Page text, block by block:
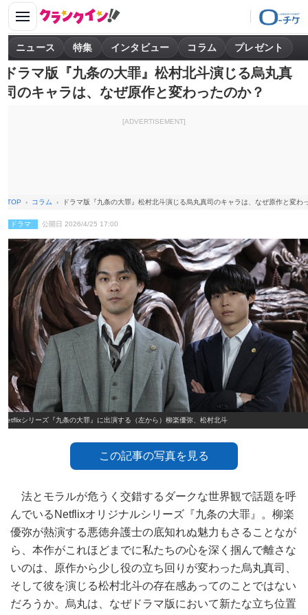
ニュース 特集 インタビュー コラム プレゼント
ドラマ版『九条の大罪』松村北斗演じる烏丸真
司のキャラは、なぜ原作と変わったのか？
[ADVERTISEMENT]
TOP コラム ドラマ版『九条の大罪』松村北斗演じる烏丸真司のキャラは、なぜ原作と変わ
ドラマ 公開日 2026/4/25 17:00
Netflixシリーズ『九条の大罪』に出演する（左から）柳楽優弥、松村北斗
この記事の写真を見る
法とモラルが危うく交錯するダークな世界観で話題を呼
んでいるNetflixオリジナルシリーズ『九条の大罪』。柳楽
優弥が熱演する悪徳弁護士の底知れぬ魅力もさることなが
ら、本作がこれほどまでに私たちの心を深く掴んで離さな
いのは、原作から少し役の立ち回りが変わった烏丸真司、
そして彼を演じる松村北斗の存在感あってのことではない
だろうか。烏丸は、なぜドラマ版において新たな立ち位置